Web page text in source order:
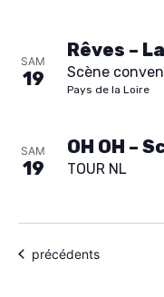
SAM
19
Rêves –
Scène
Pays de la Loire
SAM
19
OH OH –
TOUR NL
Évènements
précédents